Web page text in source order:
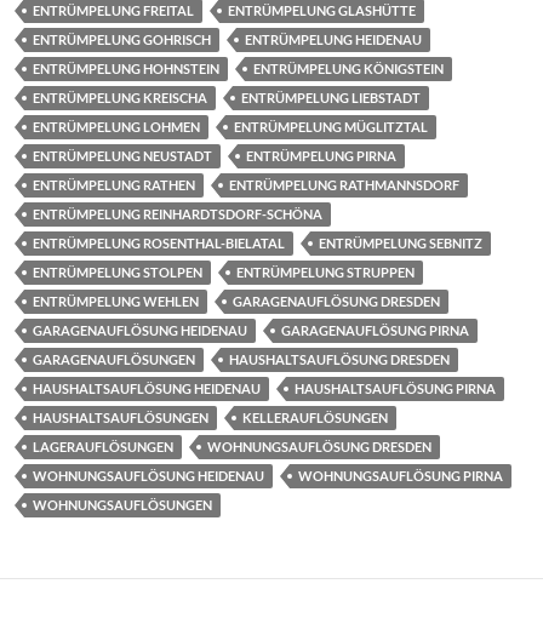
ENTRÜMPELUNG FREITAL
ENTRÜMPELUNG GLASHÜTTE
ENTRÜMPELUNG GOHRISCH
ENTRÜMPELUNG HEIDENAU
ENTRÜMPELUNG HOHNSTEIN
ENTRÜMPELUNG KÖNIGSTEIN
ENTRÜMPELUNG KREISCHA
ENTRÜMPELUNG LIEBSTADT
ENTRÜMPELUNG LOHMEN
ENTRÜMPELUNG MÜGLITZTAL
ENTRÜMPELUNG NEUSTADT
ENTRÜMPELUNG PIRNA
ENTRÜMPELUNG RATHEN
ENTRÜMPELUNG RATHMANNSDORF
ENTRÜMPELUNG REINHARDTSDORF-SCHÖNA
ENTRÜMPELUNG ROSENTHAL-BIELATAL
ENTRÜMPELUNG SEBNITZ
ENTRÜMPELUNG STOLPEN
ENTRÜMPELUNG STRUPPEN
ENTRÜMPELUNG WEHLEN
GARAGENAUFLÖSUNG DRESDEN
GARAGENAUFLÖSUNG HEIDENAU
GARAGENAUFLÖSUNG PIRNA
GARAGENAUFLÖSUNGEN
HAUSHALTSAUFLÖSUNG DRESDEN
HAUSHALTSAUFLÖSUNG HEIDENAU
HAUSHALTSAUFLÖSUNG PIRNA
HAUSHALTSAUFLÖSUNGEN
KELLERAUFLÖSUNGEN
LAGERAUFLÖSUNGEN
WOHNUNGSAUFLÖSUNG DRESDEN
WOHNUNGSAUFLÖSUNG HEIDENAU
WOHNUNGSAUFLÖSUNG PIRNA
WOHNUNGSAUFLÖSUNGEN